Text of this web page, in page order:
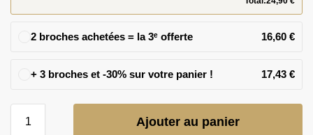
2 broches achetées = la 3ᵉ offerte 16,60 €
17,43 €
Ajouter au panier